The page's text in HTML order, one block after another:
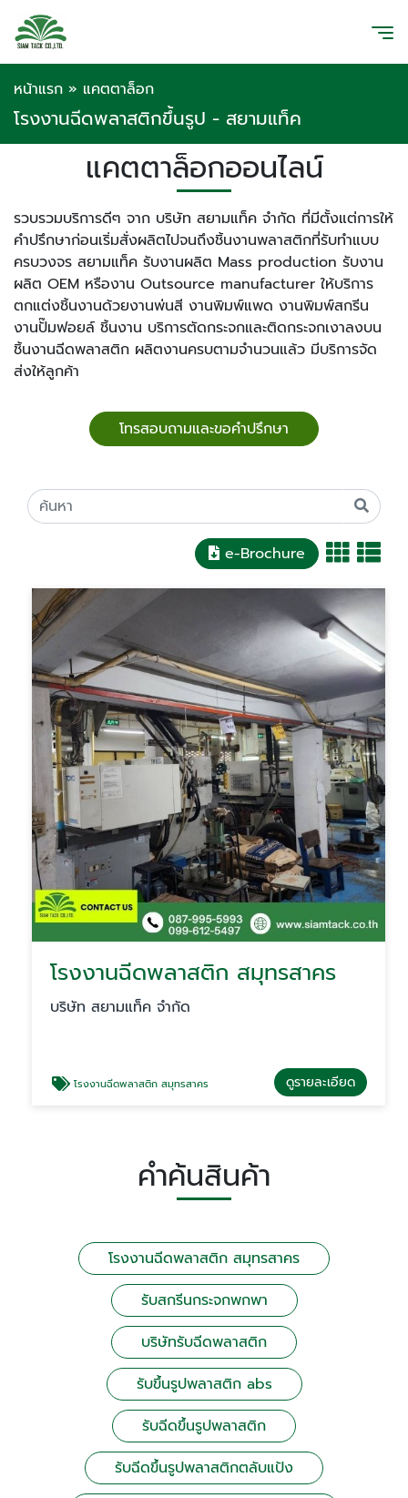
หน้าแรก » แคตตาล็อก
โรงงานฉีดพลาสติกขึ้นรูป - สยามแท็ค
แคตตาล็อกออนไลน์
รวบรวมบริการดีๆ จาก บริษัท สยามแท็ค จำกัด ที่มีตั้งแต่การให้
คำปรึกษาก่อนเริ่มสั่งผลิตไปจนถึงชิ้นงานพลาสติกที่รับทำแบบ
ครบวงจร สยามแท็ค รับงานผลิต Mass production รับงาน
ผลิต OEM หรืองาน Outsource manufacturer ให้บริการ
ตกแต่งชิ้นงานด้วยงานพ่นสี งานพิมพ์แพด งานพิมพ์สกรีน
งานปั๊มฟอยล์ ชิ้นงาน บริการตัดกระจกและติดกระจกเงาลงบน
ชิ้นงานฉีดพลาสติก ผลิตงานครบตามจำนวนแล้ว มีบริการจัด
ส่งให้ลูกค้า
โทรสอบถามและขอคำปรึกษา
e-Brochure
โรงงานฉีดพลาสติก สมุทรสาคร
บริษัท สยามแท็ค จำกัด
โรงงานฉีดพลาสติก สมุทรสาคร ดูรายละเอียด
คำค้นสินค้า
โรงงานฉีดพลาสติก สมุทรสาคร
รับสกรีนกระจกพกพา
บริษัทรับฉีดพลาสติก
รับขึ้นรูปพลาสติก abs
รับฉีดขึ้นรูปพลาสติก
รับฉีดขึ้นรูปพลาสติกตลับแป้ง